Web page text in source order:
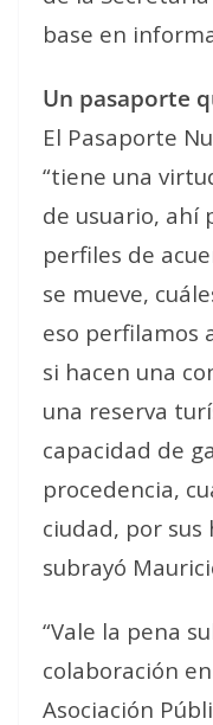
base en
Un pasaporte
El Pasaporte
“tiene una
de usuario, ahí
perfiles de
se mueve,
eso perfilamos
si hacen una
una reserva
capacidad de
procedencia,
ciudad, por sus
subrayó
“Vale la pena
colaboración
Asociación